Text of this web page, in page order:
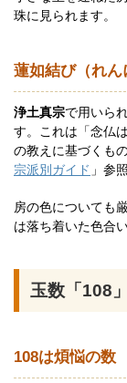
珠に見られます。
蓮如結び（れん
浄土真宗で用いら
す。これは「念仏
の教えに基づくも
宗派別ガイド 」参
房の色についても
は落ち着いた色合
玉数「108
108は煩悩の数